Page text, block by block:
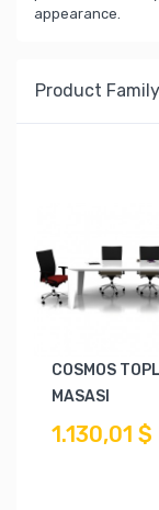
appearance.
Product Family
COSMOS
MASASI
1.130,01 $